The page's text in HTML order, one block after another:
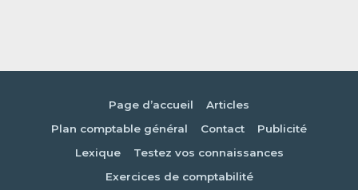
Page d’accueil
Articles
Plan comptable général
Contact
Publicité
Lexique
Testez vos connaissances
Exercices de comptabilité